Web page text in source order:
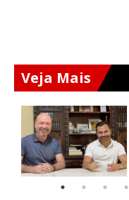
Veja Mais